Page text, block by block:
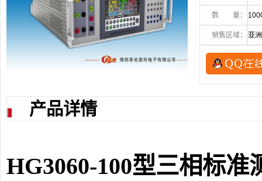
数 量：
销售区域： 亚
产品详情
HG3060-100型三相标准